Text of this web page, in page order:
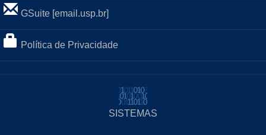
GSuite [email.usp.br]
Política de Privacidade
SISTEMAS